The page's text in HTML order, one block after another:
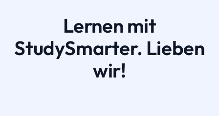
Lernen mit
StudySmarter. Lieben
wir!